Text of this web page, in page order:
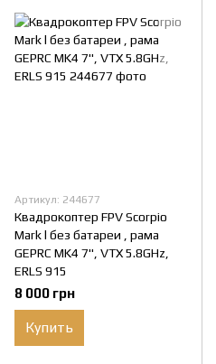
Артикул: 244677
Квадрокоптер FPV Scorpio
Mark l без батареи , рама
GEPRC MK4 7", VTX 5.8GHz,
ERLS 915
8 000 грн
Купить